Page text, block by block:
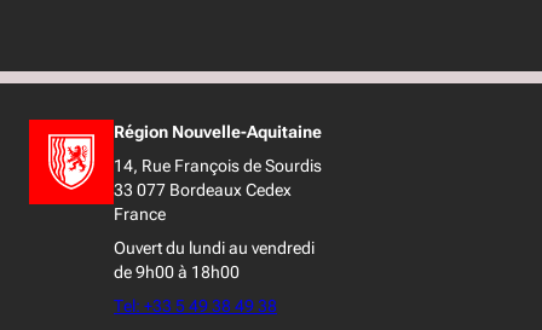
Région Nouvelle-Aquitaine
14, Rue François de Sourdis
33 077 Bordeaux Cedex
France
Ouvert du lundi au vendredi
de 9h00 à 18h00
Tel: +33 5 49 38 49 38